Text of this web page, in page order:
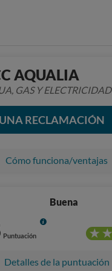
AQUALIA
GAS Y ELECTRICIDAD
RECLAMACIÓN
Cómo funciona/ventajas
Buena
Puntuación
Info
Detalles de la puntuación